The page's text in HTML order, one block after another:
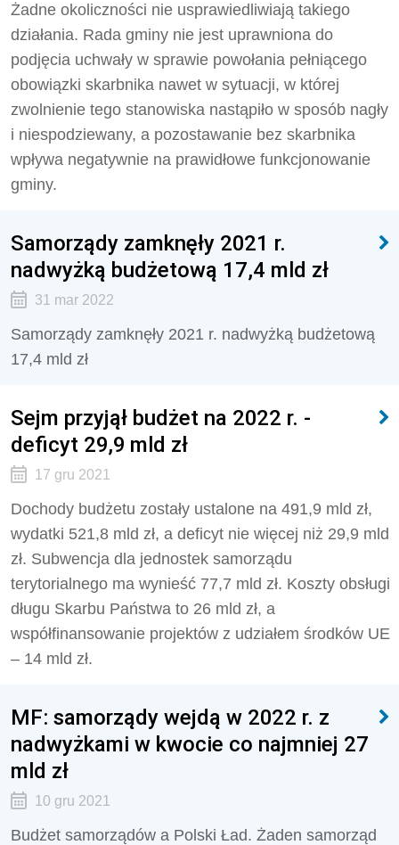
Żadne okoliczności nie usprawiedliwiają takiego
działania. Rada gminy nie jest uprawniona do
podjęcia uchwały w sprawie powołania pełniącego
obowiązki skarbnika nawet w sytuacji, w której
zwolnienie tego stanowiska nastąpiło w sposób nagły
i niespodziewany, a pozostawanie bez skarbnika
wpływa negatywnie na prawidłowe funkcjonowanie
gminy.
Samorządy zamknęły 2021 r.
nadwyżką budżetową 17,4 mld zł
31 mar 2022
Samorządy zamknęły 2021 r. nadwyżką budżetową
17,4 mld zł
Sejm przyjął budżet na 2022 r. -
deficyt 29,9 mld zł
17 gru 2021
Dochody budżetu zostały ustalone na 491,9 mld zł,
wydatki 521,8 mld zł, a deficyt nie więcej niż 29,9 mld
zł. Subwencja dla jednostek samorządu
terytorialnego ma wynieść 77,7 mld zł. Koszty obsługi
długu Skarbu Państwa to 26 mld zł, a
współfinansowanie projektów z udziałem środków UE
– 14 mld zł.
MF: samorządy wejdą w 2022 r. z
nadwyżkami w kwocie co najmniej 27
mld zł
10 gru 2021
Budżet samorządów a Polski Ład. Żaden samorząd